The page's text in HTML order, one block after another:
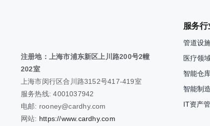
注册地：上海市浦东新区上川路200号2幢
202室
上海市闵行区合川路3152号417-419室
服务热线: 4001037942
电邮: rooney@cardhy.com
网站: https://www.cardhy.com
服务行
管道设
医疗领
智能仓
智能制
IT资产